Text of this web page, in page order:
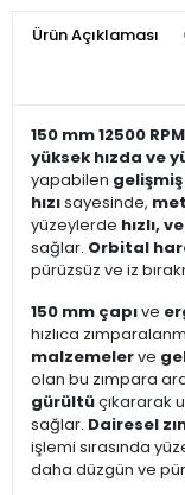
Ürün Açıklaması
150 mm 12500
yüksek hızda ve
yapabilen
hızısayesinde,
yüzeylerde hızlı,
sağlar. Orbital
pürüzsüz ve iz
150 mm çapıve
hızlıca
malzemelerve
olan bu zımpara
gürültüçıkararak
sağlar. Dairesel
işlemi sırasında
daha düzgün ve